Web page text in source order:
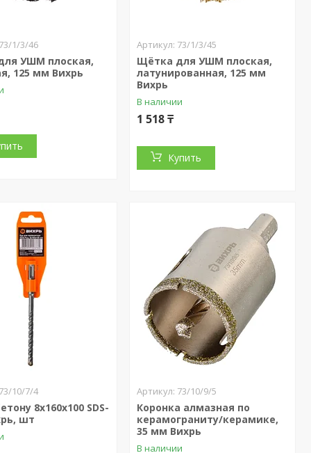
1/3/46
УШМ плоская,
125 мм Вихрь
73/1/3/45
Щётка для УШМ плоская,
латунированная, 125 мм
Вихрь
В наличии
1 518 ₸
Купить
10/7/4
8x160x100 SDS-
шт
73/10/9/5
Коронка алмазная по
керамограниту/керамике,
35 мм Вихрь
В наличии